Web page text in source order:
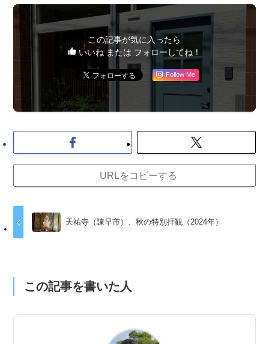
この記事が気に入ったら
いいね または フォローしてね！
Follow Me
URLをコピーする
天祐寺（諫早市）、秋の特別拝観（2024年）
この記事を書いた人